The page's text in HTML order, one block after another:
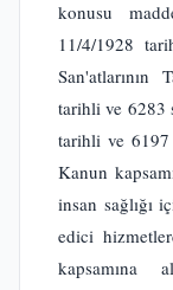
konusu
11/4/1928
San'atlarının
tarihli ve 6283
tarihli ve 6197
Kanun
insan sağlığı
edici
kapsamına